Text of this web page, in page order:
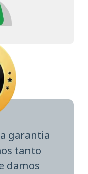
garantia
tanto
damos